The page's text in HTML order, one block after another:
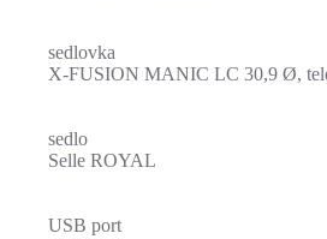
sedlovka
X-FUSION MANIC LC 30,9 Ø,
sedlo
Selle ROYAL
USB port